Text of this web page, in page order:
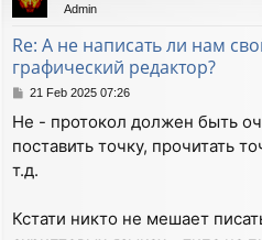
Admin
Re: А не написать ли нам
графический редактор?
P
s
t
21 Feb 2025 07:26
Не - протокол должен быть
поставить точку, прочитать
т.д.
Кстати никто не мешает